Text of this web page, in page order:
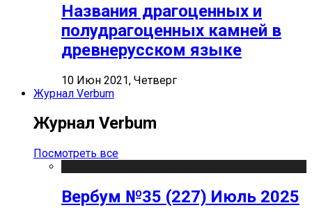
Названия драгоценных и
полудрагоценных камней в
древнерусском языке
10 Июн 2021, Четверг
Журнал Verbum
Журнал Verbum
Посмотреть все
Вербум №35 (227) Июль 2025